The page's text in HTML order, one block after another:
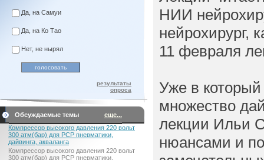
Да, на Самуи
Да, на Ко Тао
Нет, не нырял
результаты
опроса
Обсуждаемые темы
еще...
Компрессор высокого давления 220 вольт
300 атм(бар) для PCP пневматики,
дайвинга, акваланга
Компрессор высокого давления 220 вольт
300 атм(бар) для PCP пневматики,
НИИ
нейрохирург,
11 февраля
Уже в который
множество
лекции Ильи
нюансами и